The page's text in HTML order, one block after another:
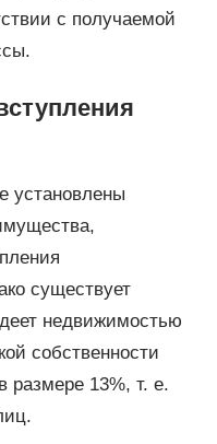
с получаемой
установлены
существует
недвижимостью
собственности
размере 13%, т. е.